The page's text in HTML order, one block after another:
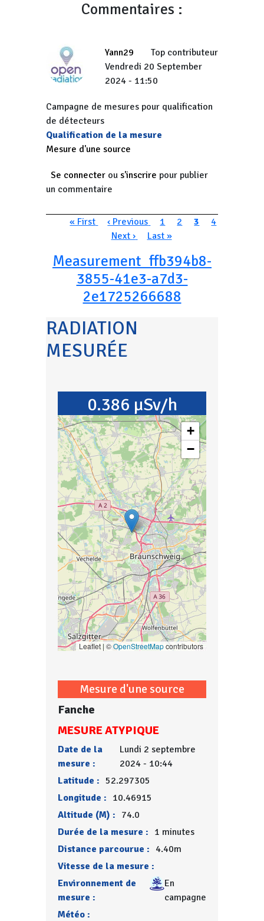
Commentaires :
Yann29
Top contributeur
Vendredi 20 September
2024 - 11:50
Campagne de mesures pour qualification
de détecteurs
Qualification de la mesure
Mesure d'une source
Se connecter ou s'inscrire pour publier
un commentaire
Pagination
Première page
« First Page précédente
‹ Previous Page
1 Page
2 Page courante
3 Page
4
Page suivante
Next › Dernière page
Last »
Measurement_ffb394b8-
3855-41e3-a7d3-
2e1725266688
RADIATION
MESURÉE
0.386 µSv/h
+
−
Leaflet | ©OpenStreetMapcontributors
Mesure d'une source
Fanche
MESURE ATYPIQUE
Date de la
mesure :
Lundi 2 septembre
2024 - 10:44
Latitude : 52.297305
Longitude : 10.46915
Altitude (M) : 74.0
Durée de la mesure : 1 minutes
Distance parcourue : 4.40m
Vitesse de la mesure :
Environnement de
mesure :
En
campagne
Météo :